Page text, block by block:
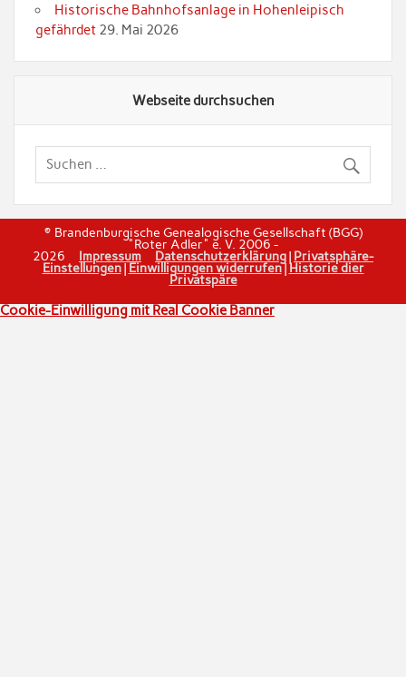
Historische Bahnhofsanlage in Hohenleipisch
gefährdet 29. Mai 2026
Webseite durchsuchen
© Brandenburgische Genealogische Gesellschaft (BGG)
"Roter Adler" e. V. 2006 -
2026 Impressum Datenschutzerklärung| Privatsphäre-
Einstellungen| Einwilligungen widerrufen|Historie dier
Privatspäre
Cookie-Einwilligung mit Real Cookie Banner